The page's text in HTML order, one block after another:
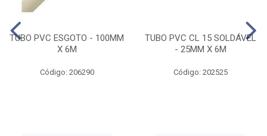
TUBO PVC ESGOTO - 100MM
X 6M
Código: 206290
TUBO PVC CL 15 SOLDÁVEL
- 25MM X 6M
Código: 202525